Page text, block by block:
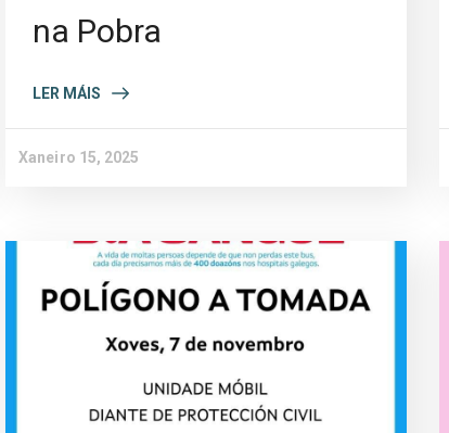
na Pobra
LER MÁIS
Xaneiro 15, 2025